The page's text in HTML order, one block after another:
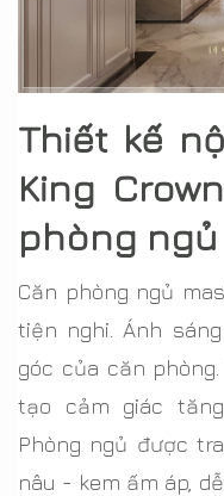
Thiết kế
King
phòng
Căn phòng ngủ
tiện nghi. Ánh
góc của căn
tạo cảm giác
Phòng ngủ được
nâu - kem ấm áp, dễ